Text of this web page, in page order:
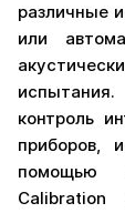
различные
или
контроль
приборов,
помощью